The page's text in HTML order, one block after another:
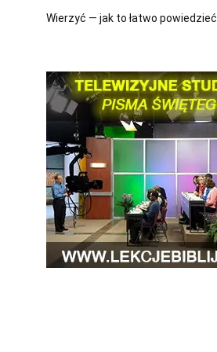
Wierzyć — jak to łatwo powiedzieć